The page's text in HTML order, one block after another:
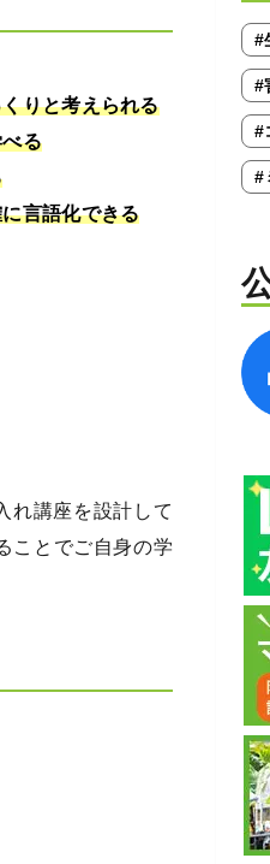
りと考えられる
る
言語化できる
れ講座を設計して
ことでご自身の学
#
#
#
#